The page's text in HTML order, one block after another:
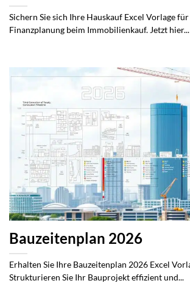
Sichern Sie sich Ihre Hauskauf Excel Vorlage
Finanzplanung beim Immobilienkauf. Jetzt hier...
Bauzeitenplan 2026
Erhalten Sie Ihre Bauzeitenplan 2026 Excel
Strukturieren Sie Ihr Bauprojekt effizient und...